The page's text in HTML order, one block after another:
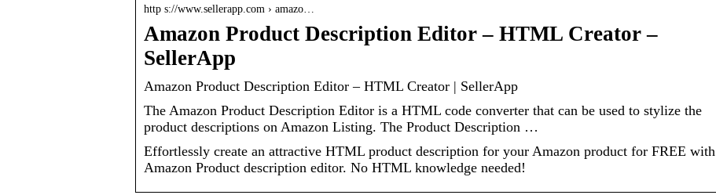
http s://www.sellerapp.com › amazo…
Amazon Product Description Editor – HTML Creator –
SellerApp
Amazon Product Description Editor – HTML Creator | SellerApp
The Amazon Product Description Editor is a HTML code converter that can be used to stylize the
product descriptions on Amazon Listing. The Product Description …
Effortlessly create an attractive HTML product description for your Amazon product for FREE with
Amazon Product description editor. No HTML knowledge needed!